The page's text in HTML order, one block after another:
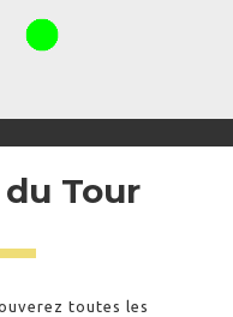
Tour
toutes les